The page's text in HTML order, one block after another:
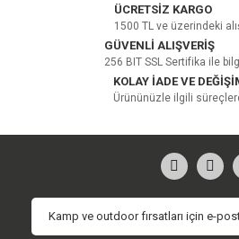
Bu ürüne ilk yorumu siz
Yorum Yaz
ÜCRETSİZ KARGO
1500 TL ve üzerindeki
GÜVENLİ ALIŞVERİŞ
256 BIT SSL Sertifika ile
KOLAY İADE VE
Ürününüzle ilgili